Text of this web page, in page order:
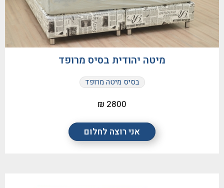
אני רוצה לחלום
מיטה יהודית בסיס מרופד
בסיס מיטה מרופד
2800 ₪